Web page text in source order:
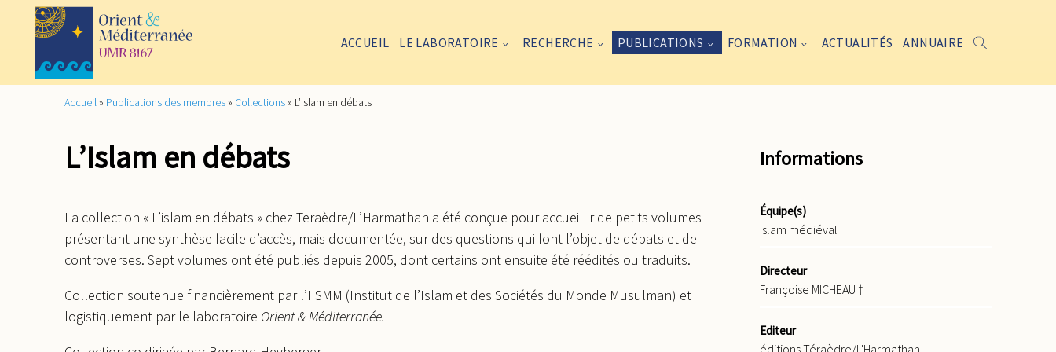
ACCUEIL LE LABORATOIRE RECHERCHE PUBLICATIONS FORMATION ACTUALITÉS ANNUAIRE
Accueil » Publications des membres » Collections » L’Islam en débats
L’Islam en débats
La collection « L’islam en débats » chez Teraèdre/L’Harmathan a été conçue pour accueillir de petits volumes
présentant une synthèse facile d’accès, mais documentée, sur des questions qui font l’objet de débats et de
controverses. Sept volumes ont été publiés depuis 2005, dont certains ont ensuite été réédités ou traduits.
Collection soutenue financièrement par l’IISMM (Institut de l’Islam et des Sociétés du Monde Musulman) et
logistiquement par le laboratoire Orient & Méditerranée.
Informations
Équipe(s)
Islam médiéval
Directeur
Françoise MICHEAU †
Editeur
éditions Téraèdre/L'Harmathan